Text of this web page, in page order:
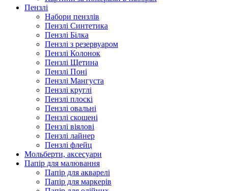
Пензлі
Набори пензлів
Пензлі Синтетика
Пензлі Білка
Пензлі з резервуаром
Пензлі Колонок
Пензлі Щетина
Пензлі Поні
Пензлі Мангуста
Пензлі круглі
Пензлі плоскі
Пензлі овальні
Пензлі скошені
Пензлі віялові
Пензлі лайнер
Пензлі флейц
Мольберти, аксесуари
Папір для малювання
Папір для акварелі
Папір для маркерів